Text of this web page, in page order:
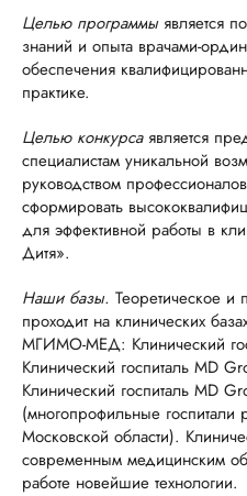
Целью программыявляется
знаний и опыта врачами-
обеспечения
практике.
Целью конкурсаявляется
специалистам уникальной
руководством
сформировать
для эффективной работы в
Дитя».
Наши базы. Теоретическое и
проходит на клинических
МГИМО-МЕД: Клинический
Клинический госпиталь MD
Клинический госпиталь MD
(многопрофильные
Московской области).
современным медицинским
работе новейшие технологии.